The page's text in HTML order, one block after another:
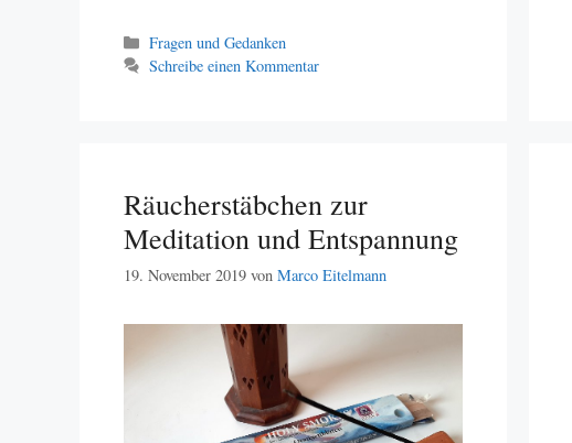
Kategorien
Fragen und Gedanken
Schreibe einen Kommentar
Räucherstäbchen zur
Meditation und Entspannung
19. November 2019 von Marco Eitelmann